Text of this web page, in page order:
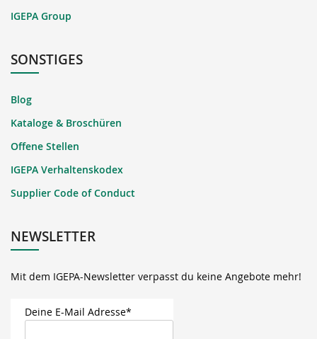
IGEPA Group
SONSTIGES
Blog
Kataloge & Broschüren
Offene Stellen
IGEPA Verhaltenskodex
Supplier Code of Conduct
NEWSLETTER
Mit dem IGEPA-Newsletter verpasst du keine Angebote mehr!
Deine E-Mail Adresse*